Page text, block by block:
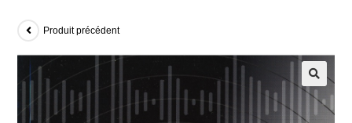
Produit précédent